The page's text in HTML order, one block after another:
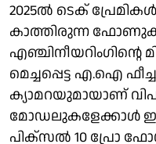
2025ല്‍ ടെക്
കാത്തിരുന്ന
മെച്ചപ്പെട്ട എ.ഐ
ക്യാമറയുമായാണ്
മോഡലുകളേക്കാള്‍
പിക്‌സല്‍ 10 പ്രോ